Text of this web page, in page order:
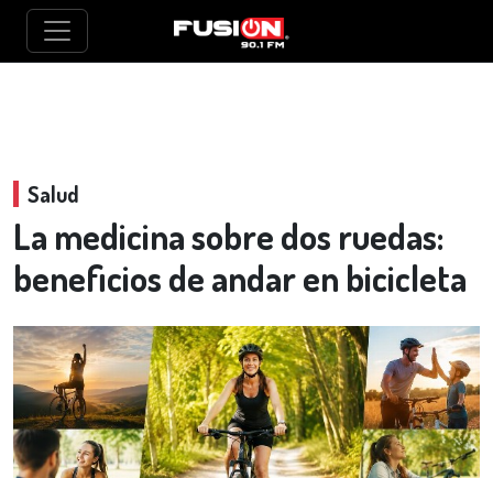
Salud
La medicina sobre dos ruedas:
beneficios de andar en bicicleta